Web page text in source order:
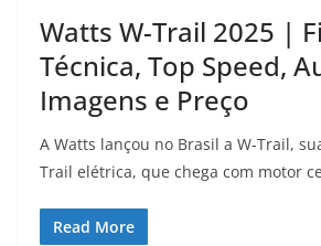
Watts W-Trail 2025 |
Técnica, Top Speed,
Imagens e Preço
A Watts lançou no Brasil a W-Trail,
Trail elétrica, que chega com motor
Read More